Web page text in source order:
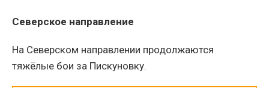
Северское направление
На Северском направлении продолжаются
тяжёлые бои за Пискуновку.